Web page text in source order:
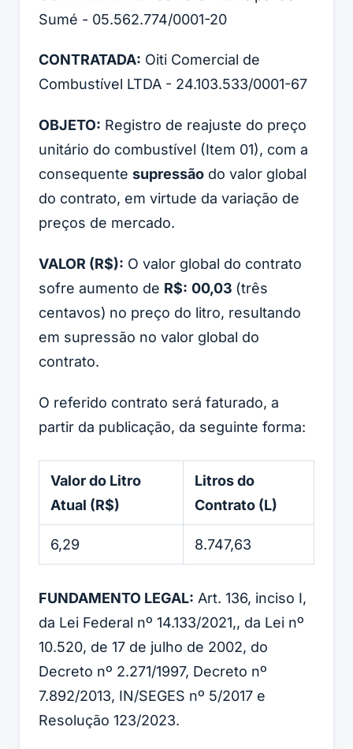
Sumé - 05.562.774/0001-20
CONTRATADA: Oiti Comercial de
Combustível LTDA - 24.103.533/0001-67
OBJETO: Registro de reajuste do preço
unitário do combustível (Item 01), com a
consequente supressão do valor global
do contrato, em virtude da variação de
preços de mercado.
VALOR (R$): O valor global do contrato
sofre aumento de R$: 00,03 (três
centavos) no preço do litro, resultando
em supressão no valor global do
contrato.
O referido contrato será faturado, a
partir da publicação, da seguinte forma:
Valor do Litro
Atual (R$)
Litros do
Contrato (L)
6,29 8.747,63
FUNDAMENTO LEGAL: Art. 136, inciso I,
da Lei Federal nº 14.133/2021,, da Lei nº
10.520, de 17 de julho de 2002, do
Decreto nº 2.271/1997, Decreto nº
7.892/2013, IN/SEGES nº 5/2017 e
Resolução 123/2023.